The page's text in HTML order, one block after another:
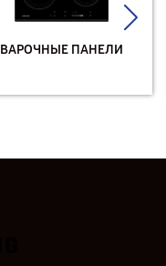
ВАРОЧНЫЕ ПАНЕЛИ